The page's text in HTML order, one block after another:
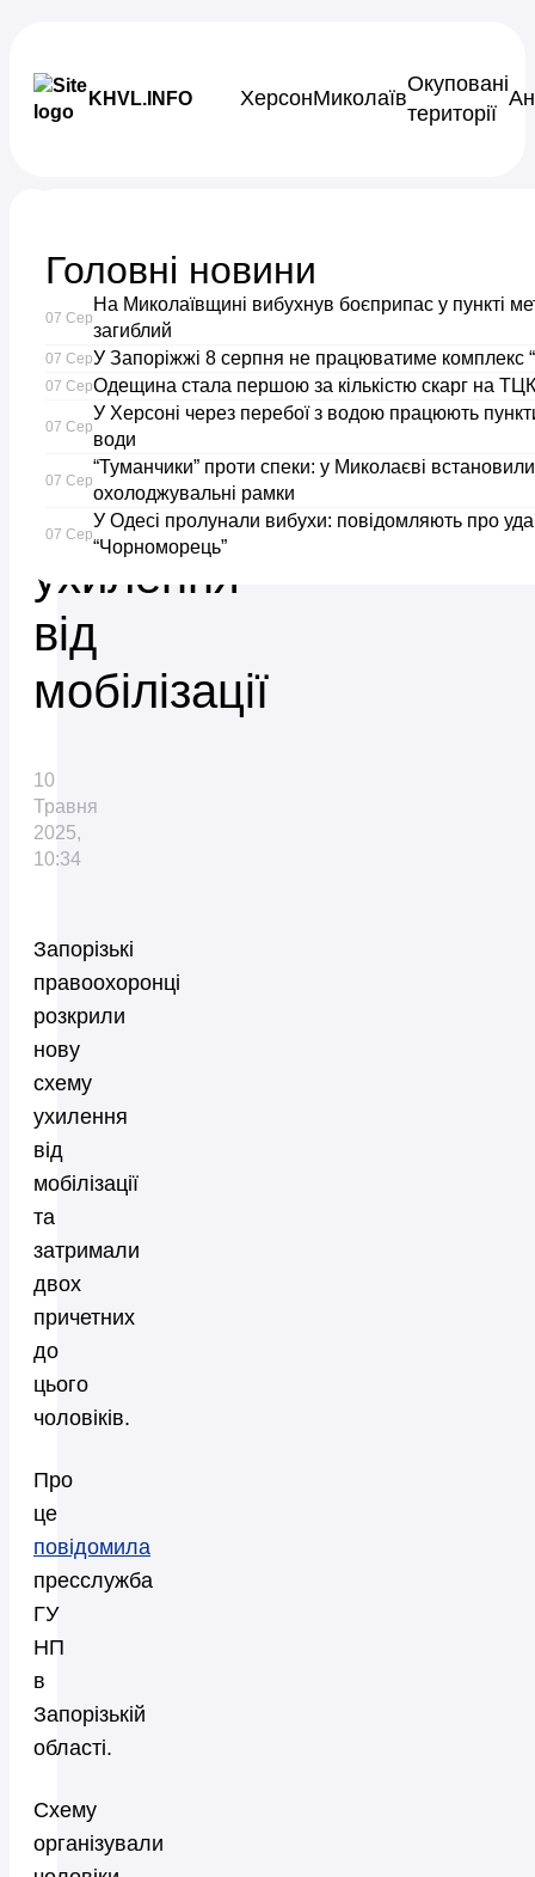
KHVL.INFO ХерсонМиколаїв
Окуповані
території
Запорізькі
правоохоронці
розкрили
нову
схему
ухилення
від
мобілізації
10
Травня
2025,
10:34
Запорізькі
правоохоронці
розкрили
нову
схему
ухилення
від
мобілізації
та
затримали
двох
причетних
до
цього
чоловіків.
Про
це
повідомила
пресслужба
ГУ
НП
в
Запорізькій
області.
Схему
організували
Головні новини
07 Сер
На Миколаївщині вибухнув боєприпас у пункті
загиблий
07 СерУ Запоріжжі 8 серпня не працюватиме комплекс
07 СерОдещина стала першою за кількістю скарг на
07 Сер
У Херсоні через перебої з водою працюють
води
07 Сер
“Туманчики” проти спеки: у Миколаєві
охолоджувальні рамки
07 Сер
У Одесі пролунали вибухи: повідомляють про
“Чорноморець”